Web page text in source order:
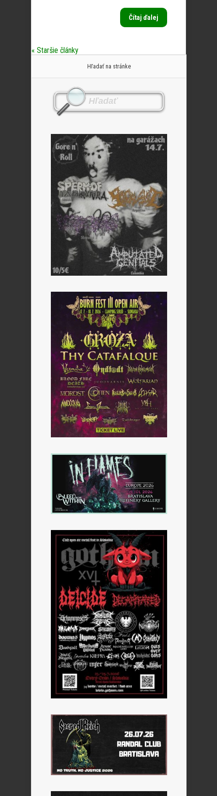
Čítaj ďalej
« Staršie články
Hľadať na stránke